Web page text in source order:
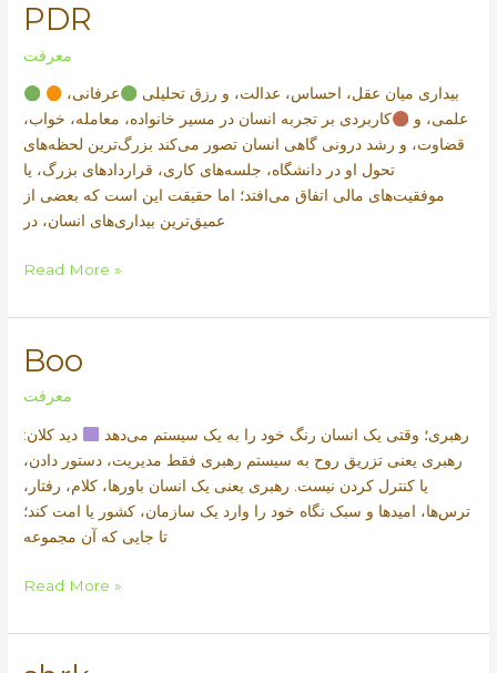
PDR
معرفت
بیداری میان عقل، احساس، عدالت، و رزق تحلیلی
عرفانی،
علمی، و
کاربردی بر تجربه انسان در مسیر خانواده، معامله، خواب،
قضاوت، و رشد درونی گاهی انسان تصور می‌کند بزرگ‌ترین لحظه‌های
تحول او در دانشگاه، جلسه‌های کاری، قراردادهای بزرگ، یا
موفقیت‌های مالی اتفاق می‌افتد؛ اما حقیقت این است که بعضی از
عمیق‌ترین بیداری‌های انسان، در
PDR
Read More »
Boo
معرفت
رهبری؛ وقتی یک انسان رنگ خود را به یک سیستم می‌دهد
دید کلان:
رهبری یعنی تزریق روح به سیستم رهبری فقط مدیریت، دستور دادن،
یا کنترل کردن نیست. رهبری یعنی یک انسان باورها، کلام، رفتار،
ترس‌ها، امیدها و سبک نگاه خود را وارد یک سازمان، کشور یا امت کند؛
تا جایی که آن مجموعه
Boo
Read More »